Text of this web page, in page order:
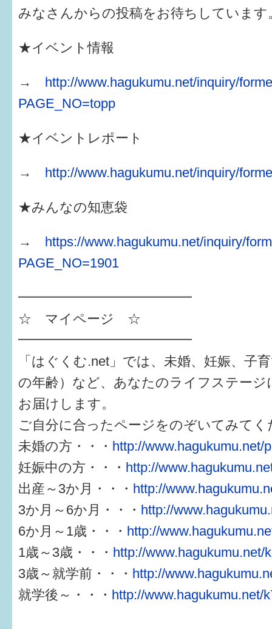
みなさんからの投稿をお待ちしています
★イベント情報
→ http://www.hagukumu.net/inquiry/
PAGE_NO=topp
★イベントレポート
→ http://www.hagukumu.net/inquiry/
★みんなの知恵袋
→ https://www.hagukumu.net/inquiry/
PAGE_NO=1901
━━━━━━━━━━━━━
☆ マイページ ☆
━━━━━━━━━━━━━
「はぐくむ.net」では、未婚、妊娠、子
の年齢）など、あなたのライフステージ
お届けします。
ご自分に合ったページをのぞいてみてく
未婚の方・・・ http://www.hagukumu.net/
妊娠中の方・・・ http://
出産～3か月・・・ http://
3か月～6か月・・・ http://
6か月～1歳・・・ http://
1歳～3歳・・・ http://www.hagukumu.net/
3歳～就学前・・・ http://
就学後～・・・ http://www.hagukumu.net/